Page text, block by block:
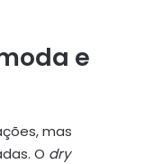
e
mas
O dry